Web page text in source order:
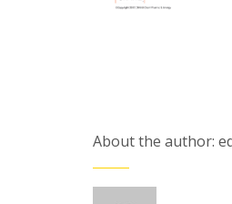
About the author: